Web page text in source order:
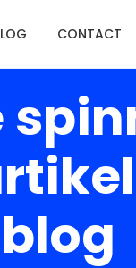
CONTACT